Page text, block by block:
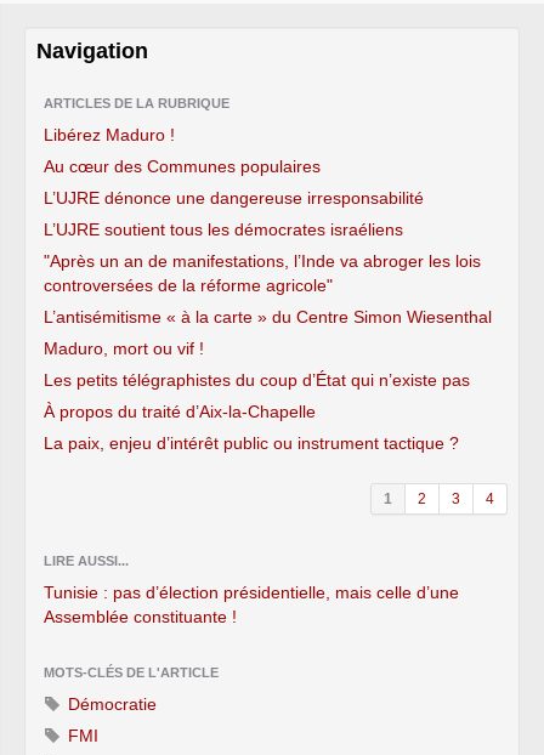
Navigation
ARTICLES DE LA RUBRIQUE
Libérez Maduro !
Au cœur des Communes populaires
L’UJRE dénonce une dangereuse irresponsabilité
L’UJRE soutient tous les démocrates israéliens
"Après un an de manifestations, l’Inde va abroger les lois
controversées de la réforme agricole"
L’antisémitisme « à la carte » du Centre Simon Wiesenthal
Maduro, mort ou vif !
Les petits télégraphistes du coup d’État qui n’existe pas
À propos du traité d’Aix-la-Chapelle
La paix, enjeu d’intérêt public ou instrument tactique ?
1 2 3 4
LIRE AUSSI...
Tunisie : pas d’élection présidentielle, mais celle d’une
Assemblée constituante !
MOTS-CLÉS DE L'ARTICLE
Démocratie
FMI